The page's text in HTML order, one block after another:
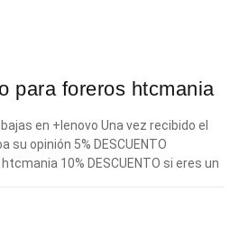
para foreros htcmania
en +lenovo Una vez recibido el
su opinión 5% DESCUENTO
10% DESCUENTO si eres un